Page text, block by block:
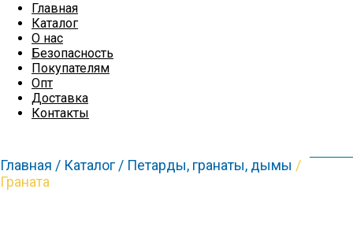
Главная
Каталог
О нас
Безопасность
Покупателям
Опт
Доставка
Контакты
Главная / Каталог / Петарды, гранаты, дымы /
Граната